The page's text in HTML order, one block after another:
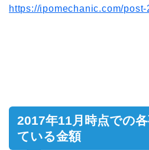
https://ipomechanic.com/
2017年11月時点での
ている金額